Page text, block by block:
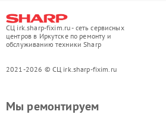
СЦ irk.sharp-fixim.ru - сеть сервисных
центров в Иркутске по ремонту и
обслуживанию техники Sharp
2021-2026 © СЦ irk.sharp-fixim.ru
Мы ремонтируем